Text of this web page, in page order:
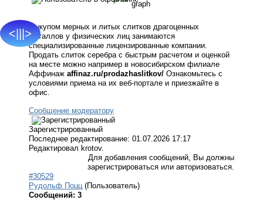
<|||>
Выкупом мерных и литых слитков драгоценных
металлов у физических лиц занимаются
специализированные лицензированные компании.
Продать слиток серебра с быстрым расчетом и оценкой
на месте можно например в новосибирском филиале
Аффинаж affinaz.ru/prodazhaslitkov/ Ознакомьтесь с
условиями приема на их веб-портале и приезжайте в
офис.
Сообщение модератору
Зарегистрированный
Последнее редактирование: 01.07.2026 17:17
Редактировал krotov.
Для добавления сообщений, Вы должны
зарегистрироваться или авторизоваться.
#30529
Рудольф Поцц (Пользователь)
Сообщений: 3